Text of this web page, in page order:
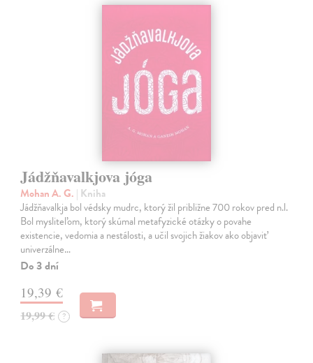
Jádžňavalkjova jóga
Mohan A. G. | Kniha
Jádžňavalkja bol védsky mudrc, ktorý žil približne 700 rokov pred n.l.
Bol mysliteľom, ktorý skúmal metafyzické otázky o povahe
existencie, vedomia a nestálosti, a učil svojich žiakov ako objaviť
univerzálne…
Do 3 dní
19,39 €
19,99 € ?